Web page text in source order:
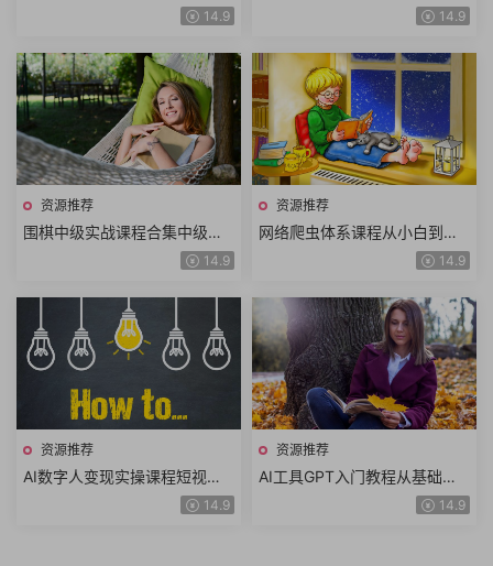
习作品朗诵诗歌童话寓言散文
14.9
学围棋快乐学习围棋动画围棋
14.9
资源推荐
围棋中级实战课程合集中级棋
理基本定式骗招怪招变化解析
对杀技巧围棋布局围棋教室
14.9
资源推荐
网络爬虫体系课程从小白到高
手轻松搞定网络爬虫快速掌握
14.9
资源推荐
AI数字人变现实操课程短视频
涨粉数字人拍摄数字人工具数
14.9
资源推荐
AI工具GPT入门教程从基础概
念到高级功能从技术进阶到实
14.9